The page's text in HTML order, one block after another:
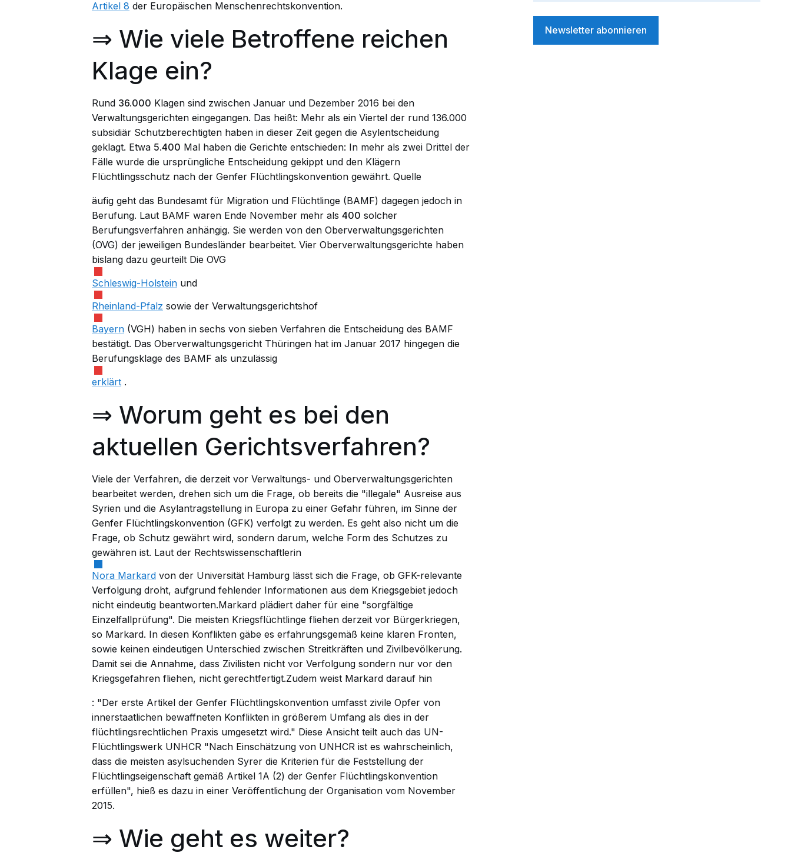
Artikel 8 der Europäischen Menschenrechtskonvention.
⇒ Wie viele Betroffene reichen
Klage ein?
Rund 36.000 Klagen sind zwischen Januar und Dezember 2016 bei den
Verwaltungsgerichten eingegangen. Das heißt: Mehr als ein Viertel der rund 136.000
subsidiär Schutzberechtigten haben in dieser Zeit gegen die Asylentscheidung
geklagt. Etwa 5.400 Mal haben die Gerichte entschieden: In mehr als zwei Drittel der
Fälle wurde die ursprüngliche Entscheidung gekippt und den Klägern
Flüchtlingsschutz nach der Genfer Flüchtlingskonvention gewährt. Quelle
äufig geht das Bundesamt für Migration und Flüchtlinge (BAMF) dagegen jedoch in
Berufung. Laut BAMF waren Ende November mehr als 400 solcher
Berufungsverfahren anhängig. Sie werden von den Oberverwaltungsgerichten
(OVG) der jeweiligen Bundesländer bearbeitet. Vier Oberverwaltungsgerichte haben
bislang dazu geurteilt Die OVG
Schleswig-Holstein und
Rheinland-Pfalz sowie der Verwaltungsgerichtshof
Bayern (VGH) haben in sechs von sieben Verfahren die Entscheidung des BAMF
bestätigt. Das Oberverwaltungsgericht Thüringen hat im Januar 2017 hingegen die
Berufungsklage des BAMF als unzulässig
erklärt .
⇒ Worum geht es bei den
aktuellen Gerichtsverfahren?
Viele der Verfahren, die derzeit vor Verwaltungs- und Oberverwaltungsgerichten
bearbeitet werden, drehen sich um die Frage, ob bereits die "illegale" Ausreise aus
Syrien und die Asylantragstellung in Europa zu einer Gefahr führen, im Sinne der
Genfer Flüchtlingskonvention (GFK) verfolgt zu werden. Es geht also nicht um die
Frage, ob Schutz gewährt wird, sondern darum, welche Form des Schutzes zu
gewähren ist. Laut der Rechtswissenschaftlerin
Nora Markard von der Universität Hamburg lässt sich die Frage, ob GFK-relevante
Verfolgung droht, aufgrund fehlender Informationen aus dem Kriegsgebiet jedoch
nicht eindeutig beantworten.Markard plädiert daher für eine "sorgfältige
Einzelfallprüfung". Die meisten Kriegsflüchtlinge fliehen derzeit vor Bürgerkriegen,
so Markard. In diesen Konflikten gäbe es erfahrungsgemäß keine klaren Fronten,
sowie keinen eindeutigen Unterschied zwischen Streitkräften und Zivilbevölkerung.
Damit sei die Annahme, dass Zivilisten nicht vor Verfolgung sondern nur vor den
Kriegsgefahren fliehen, nicht gerechtfertigt.Zudem weist Markard darauf hin
: "Der erste Artikel der Genfer Flüchtlingskonvention umfasst zivile Opfer von
innerstaatlichen bewaffneten Konflikten in größerem Umfang als dies in der
flüchtlingsrechtlichen Praxis umgesetzt wird." Diese Ansicht teilt auch das UN-
Flüchtlingswerk UNHCR "Nach Einschätzung von UNHCR ist es wahrscheinlich,
dass die meisten asylsuchenden Syrer die Kriterien für die Feststellung der
Flüchtlingseigenschaft gemäß Artikel 1A (2) der Genfer Flüchtlingskonvention
erfüllen", hieß es dazu in einer Veröffentlichung der Organisation vom November
2015.
⇒ Wie geht es weiter?
Newsletter abonnieren